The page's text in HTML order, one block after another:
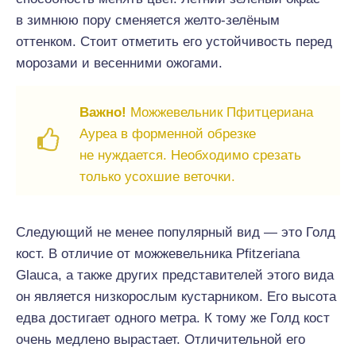
в зимнюю пору сменяется желто-зелёным
оттенком. Стоит отметить его устойчивость перед
морозами и весенними ожогами.
Важно! Можжевельник Пфитцериана
Ауреа в форменной обрезке
не нуждается. Необходимо срезать
только усохшие веточки.
Следующий не менее популярный вид — это Голд
кост. В отличие от можжевельника Pfitzeriana
Glauca, а также других представителей этого вида
он является низкорослым кустарником. Его высота
едва достигает одного метра. К тому же Голд кост
очень медлено вырастает. Отличительной его